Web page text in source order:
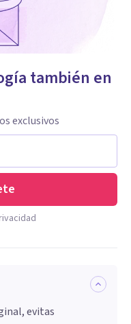
también en
exclusivos
evitas